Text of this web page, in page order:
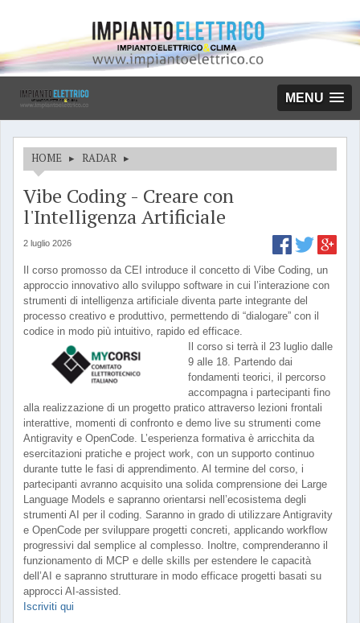
MENU
HOME ▸ RADAR ▸
Vibe Coding - Creare con
l'Intelligenza Artificiale
2 luglio 2026
Il corso promosso da CEI introduce il concetto di Vibe Coding, un
approccio innovativo allo sviluppo software in cui l’interazione con
strumenti di intelligenza artificiale diventa parte integrante del
processo creativo e produttivo, permettendo di “dialogare” con il
codice in modo più intuitivo, rapido ed efficace.
Il corso si terrà il 23 luglio dalle
9 alle 18. Partendo dai
fondamenti teorici, il percorso
accompagna i partecipanti fino
alla realizzazione di un progetto pratico attraverso lezioni frontali
interattive, momenti di confronto e demo live su strumenti come
Antigravity e OpenCode. L’esperienza formativa è arricchita da
esercitazioni pratiche e project work, con un supporto continuo
durante tutte le fasi di apprendimento. Al termine del corso, i
partecipanti avranno acquisito una solida comprensione dei Large
Language Models e sapranno orientarsi nell’ecosistema degli
strumenti AI per il coding. Saranno in grado di utilizzare Antigravity
e OpenCode per sviluppare progetti concreti, applicando workflow
progressivi dal semplice al complesso. Inoltre, comprenderanno il
funzionamento di MCP e delle skills per estendere le capacità
dell’AI e sapranno strutturare in modo efficace progetti basati su
approcci AI-assisted.
Iscriviti qui